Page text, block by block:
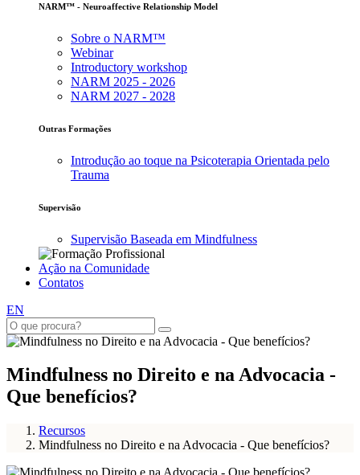
NARM™ - Neuroaffective Relationship Model
Sobre o NARM™
Webinar
Introductory workshop
NARM 2025 - 2026
NARM 2027 - 2028
Outras Formações
Introdução ao toque na Psicoterapia Orientada pelo
Trauma
Supervisão
Supervisão Baseada em Mindfulness
Ação na Comunidade
Contatos
EN
Mindfulness no Direito e na Advocacia -
Que benefícios?
Recursos
Mindfulness no Direito e na Advocacia - Que benefícios?